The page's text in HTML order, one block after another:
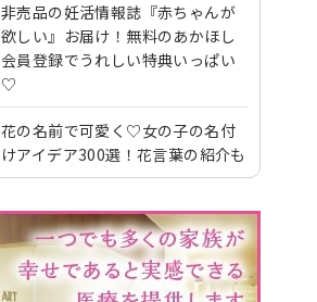
非売品の妊活情報誌『赤ちゃんが
欲しい』お届け！無料のあかほし
会員登録でうれしい特典いっぱい
♡
花の名前で可愛く♡女の子の名付
けアイデア300選！花言葉の紹介も